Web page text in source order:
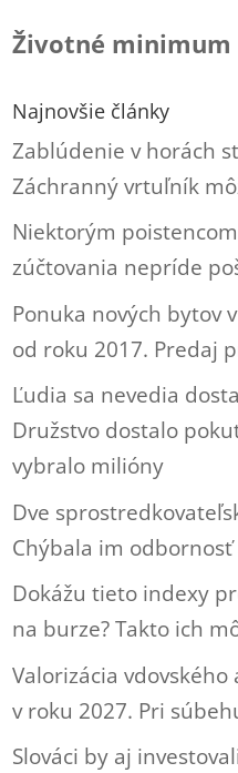
Životné minimum
Najnovšie články
Zablúdenie v horách
Záchranný vrtuľník
Niektorým
zúčtovania nepríde
Ponuka nových bytov
od roku 2017. Predaj
Ľudia sa nevedia
Družstvo dostalo
vybralo milióny
Dve
Chýbala im odbornosť
Dokážu tieto indexy
na burze? Takto ich
Valorizácia
v roku 2027. Pri
Slováci by aj